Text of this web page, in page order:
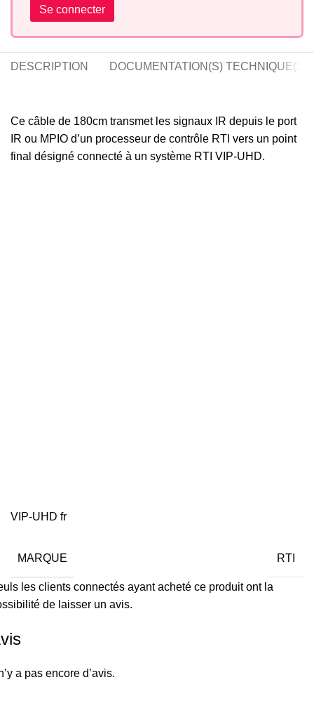
Se connecter
DESCRIPTION DOCUMENTATION(S) TECHNIQUE(S)
Ce câble de 180cm transmet les signaux IR depuis le port
IR ou MPIO d’un processeur de contrôle RTI vers un point
final désigné connecté à un système RTI VIP-UHD.
VIP-UHD fr
MARQUE RTI
a pas encore d’avis.
les clients connectés ayant acheté ce produit ont la
de laisser un avis.